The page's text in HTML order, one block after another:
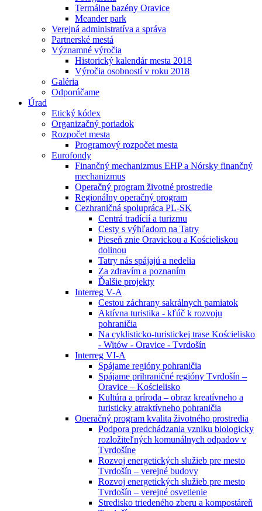
Termálne bazény Oravice
Meander park
Verejná administratíva a správa
Partnerské mestá
Významné výročia
Historický kalendár mesta 2018
Výročia osobností v roku 2018
Galéria
Odporúčame
Úrad
Etický kódex
Organizačný poriadok
Rozpočet mesta
Programový rozpočet mesta
Eurofondy
Finančný mechanizmus EHP a Nórsky finančný
mechanizmus
Operačný program životné prostredie
Regionálny operačný program
Cezhraničná spolupráca PL-SK
Centrá tradícií a turizmu
Cesty s výhľadom na Tatry
Pieseň znie Oravickou a Kościeliskou
dolinou
Tatry nás spájajú a nedelia
Za zdravím a poznaním
Ďalšie projekty
Interreg V-A
Cestou záchrany sakrálnych pamiatok
Aktívna turistika - kľúč k rozvoju
pohraničia
Na cyklisticko-turistickej trase Kościelisko
- Witów - Oravice - Tvrdošín
Interreg VI-A
Spájame regióny pohraničia
Spájame prihraničné regióny Tvrdošín –
Oravice – Kościelisko
Kultúra a príroda – obraz kreatívneho a
turisticky atraktívneho pohraničia
Operačný program kvalita životného prostredia
Podpora predchádzania vzniku biologicky
rozložiteľných komunálnych odpadov v
Tvrdošíne
Rozvoj energetických služieb pre mesto
Tvrdošín – verejné budovy
Rozvoj energetických služieb pre mesto
Tvrdošín – verejné osvetlenie
Stredisko triedeného zberu a kompostáreň